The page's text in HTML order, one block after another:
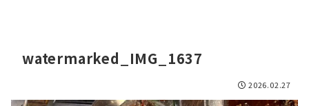
watermarked_IMG_1637
2026.02.27